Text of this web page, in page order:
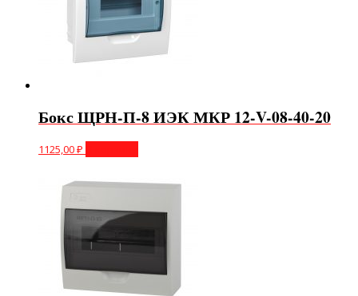
Бокс ЩРН-П-8 ИЭК МКР 12-V-08-40-20
1125,00₽